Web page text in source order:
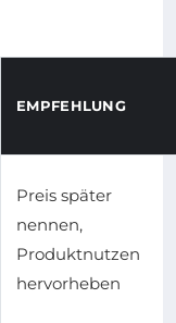
EMPFEHLUNG
Preis später
nennen,
Produktnutzen
hervorheben